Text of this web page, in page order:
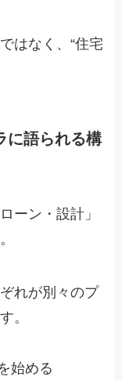
はなく、“住宅
に語られる構
ーン・設計」
れが別々のプ
。
始める